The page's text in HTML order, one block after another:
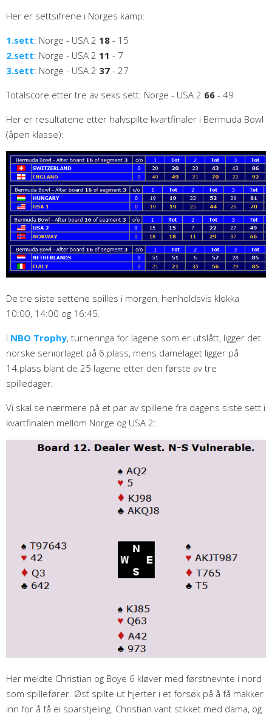
Her er settsifrene i Norges kamp:
1.sett: Norge - USA 2 18 - 15
2.sett: Norge - USA 2 11 - 7
3.sett: Norge - USA 2 37 - 27
Totalscore etter tre av seks sett: Norge - USA 2 66 - 49
Her er resultatene etter halvspilte kvartfinaler i Bermuda Bowl
(åpen klasse):
De tre siste settene spilles i morgen, henholdsvis klokka
10:00, 14:00 og 16:45.
I NBO Trophy, turneringa for lagene som er utslått, ligger det
norske seniorlaget på 6.plass, mens damelaget ligger på
14.plass blant de 25 lagene etter den første av tre
spilledager.
Vi skal se nærmere på et par av spillene fra dagens siste sett i
kvartfinalen mellom Norge og USA 2:
Her meldte Christian og Boye 6 kløver med førstnevnte i nord
som spillefører. Øst spilte ut hjerter i et forsøk på å få makker
inn for å få ei sparstjeling. Christian vant stikket med dama, og